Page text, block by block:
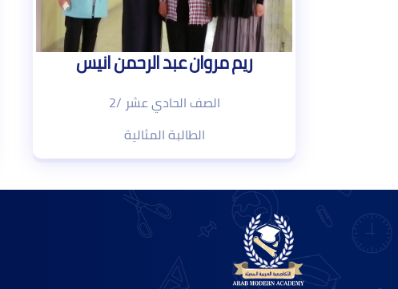
ريم مروان عبد الرحمن انيس
الصف الحادي عشر /2
الطالبة المثالية